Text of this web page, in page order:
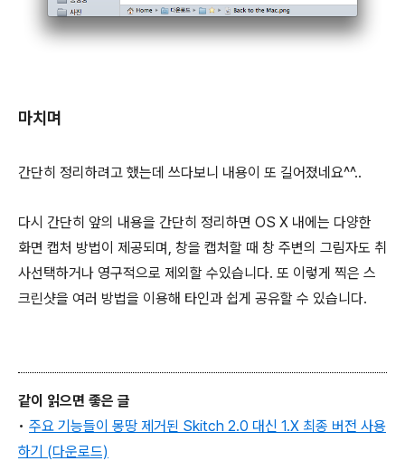
마치며
간단히 정리하려고 했는데 쓰다보니 내용이 또 길어졌네요^^..
다시 간단히 앞의 내용을 간단히 정리하면 OS X 내에는 다양한
화면 캡처 방법이 제공되며, 창을 캡처할 때 창 주변의 그림자도 취
사선택하거나 영구적으로 제외할 수있습니다. 또 이렇게 찍은 스
크린샷을 여러 방법을 이용해 타인과 쉽게 공유할 수 있습니다.
같이 읽으면 좋은 글
• 주요 기능들이 몽땅 제거된 Skitch 2.0 대신 1.X 최종 버전 사용
하기 (다운로드)